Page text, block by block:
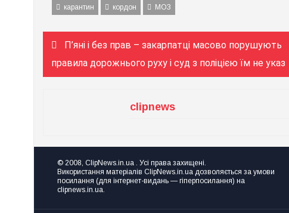
карантин кордон МОЗ
Навігація
записів
П’яні і без прав – закарпатці масово порушують
правила дорожнього руху і суд з поліцією їм не указ
clipnews
© 2008, ClipNews.in.ua . Усі права захищені.
Використання матеріалів ClipNews.in.ua дозволяється за умови
посилання (для інтернет-видань — гіперпосилання) на
clipnews.in.ua.